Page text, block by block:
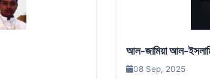
আল-জামিয়া আল-
08 Sep, 2025